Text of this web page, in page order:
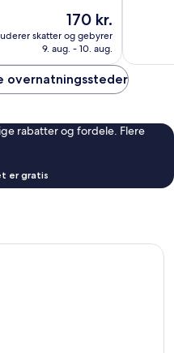
Prisen
170 kr.
170 kr.
skatter og gebyrer
9. aug. - 10. aug.
overnatningssteder
rabatter og fordele. Flere
er gratis